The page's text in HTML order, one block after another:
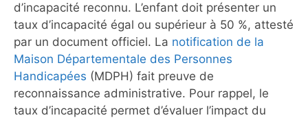
d’incapacité reconnu. L’enfant doit présenter un
taux d’incapacité égal ou supérieur à 50 %, attesté
par un document officiel. La notification de la
Maison Départementale des Personnes
Handicapées (MDPH) fait preuve de
reconnaissance administrative. Pour rappel, le
taux d’incapacité permet d’évaluer l’impact du